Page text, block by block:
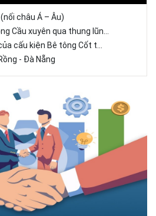
châu Á – Âu)
Cầu xuyên qua thung lũn...
cấu kiện Bê tông Cốt t...
- Đà Nẵng